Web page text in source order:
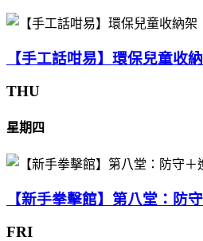
【手工話咁易】環保兒童收
THU
星期四
【新手拳擊館】第八堂：防
FRI